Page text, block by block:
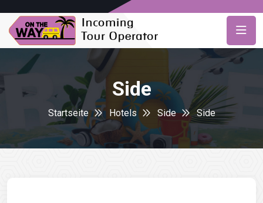
Side
Startseite Hotels Side Side